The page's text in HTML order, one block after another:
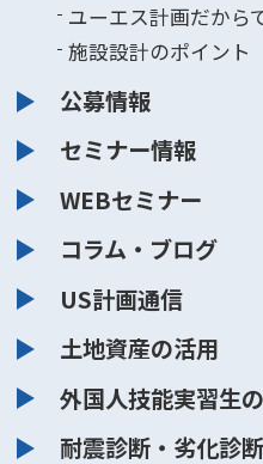
ユーエス計画だから
施設設計のポイント
公募情報
セミナー情報
WEBセミナー
コラム・ブログ
US計画通信
土地資産の活用
外国人技能実習生
耐震診断・劣化診断